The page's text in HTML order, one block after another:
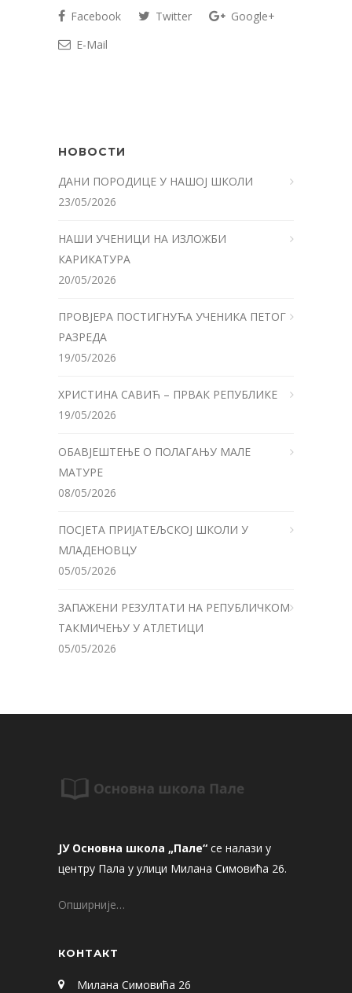
Facebook Twitter
Google+
E-Mail
НОВОСТИ
ДАНИ ПОРОДИЦЕ У НАШОЈ ШКОЛИ
23/05/2026
НАШИ УЧЕНИЦИ НА ИЗЛОЖБИ
КАРИКАТУРА
20/05/2026
ПРОВЈЕРА ПОСТИГНУЋА УЧЕНИКА ПЕТОГ
РАЗРЕДА
19/05/2026
ХРИСТИНА САВИЋ – ПРВАК РЕПУБЛИКЕ
19/05/2026
ОБАВЈЕШТЕЊЕ О ПОЛАГАЊУ МАЛЕ
МАТУРЕ
08/05/2026
ПОСЈЕТА ПРИЈАТЕЉСКОЈ ШКОЛИ У
МЛАДЕНОВЦУ
05/05/2026
ЗАПАЖЕНИ РЕЗУЛТАТИ НА РЕПУБЛИЧКОМ
ТАКМИЧЕЊУ У АТЛЕТИЦИ
05/05/2026
ЈУ Основна школа „Пале“ се налази у
центру Пала у улици Милана Симовића 26.
Опширније…
КОНТАКТ
Милана Симовића 26